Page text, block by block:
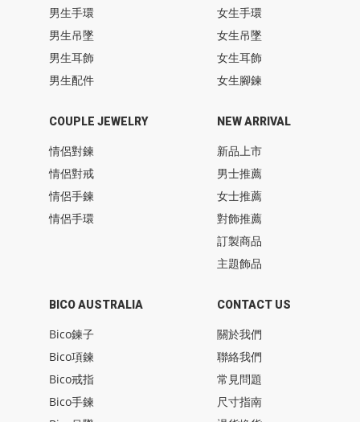
男生手環
男生吊墜
男生耳飾
男生配件
女生手環
女生吊墜
女生耳飾
女生腳鍊
COUPLE JEWELRY
情侶對鍊
情侶對戒
情侶手鍊
情侶手環
BICO AUSTRALIA
Bico鍊子
Bico項鍊
Bico戒指
Bico手鍊
NEW ARRIVAL
新品上市
男士推薦
女士推薦
對飾推薦
訂製商品
主題飾品
CONTACT US
關於我們
聯絡我們
常見問題
尺寸指南